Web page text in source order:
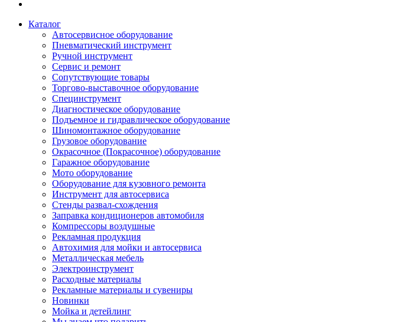
Каталог
Автосервисное оборудование
Пневматический инструмент
Ручной инструмент
Сервис и ремонт
Сопутствующие товары
Торгово-выставочное оборудование
Специнструмент
Диагностическое оборудование
Подъемное и гидравлическое оборудование
Шиномонтажное оборудование
Грузовое оборудование
Окрасочное (Покрасочное) оборудование
Гаражное оборудование
Мото оборудование
Оборудование для кузовного ремонта
Инструмент для автосервиса
Стенды развал-схождения
Заправка кондиционеров автомобиля
Компрессоры воздушные
Рекламная продукция
Автохимия для мойки и автосервиса
Металлическая мебель
Электроинструмент
Расходные материалы
Рекламные материалы и сувениры
Новинки
Мойка и детейлинг